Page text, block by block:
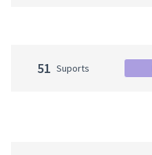
51 Suports